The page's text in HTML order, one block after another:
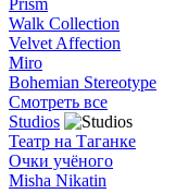
Prism
Walk Collection
Velvet Affection
Miro
Bohemian Stereotype
Смотреть все
Studios
Театр на Таганке
Очки учёного
Misha Nikatin